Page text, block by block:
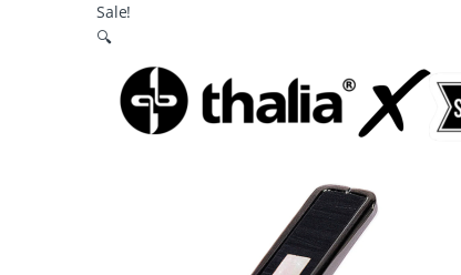
Sale!
🔍